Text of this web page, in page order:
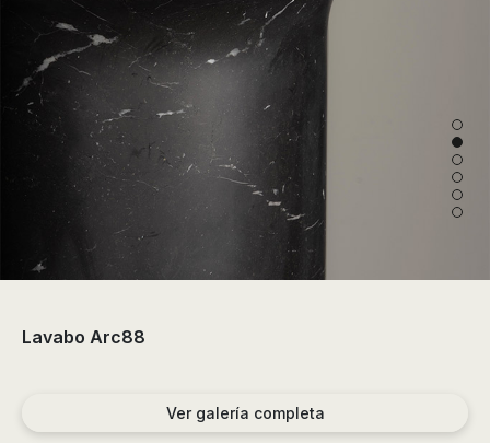
de
ducha,
accesorios…
Lavabo Arc88
Ver galería completa